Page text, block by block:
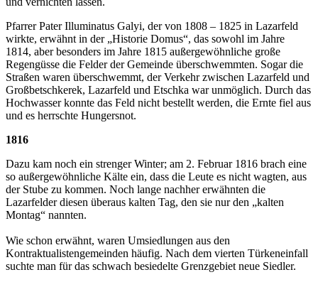
Pfarrer Pater Illuminatus Galyi, der von 1808 – 1825 in Lazarfeld
wirkte, erwähnt in der „Historie Domus“, das sowohl im Jahre
1814, aber besonders im Jahre 1815 außergewöhnliche große
Regengüsse die Felder der Gemeinde überschwemmten. Sogar die
Straßen waren überschwemmt, der Verkehr zwischen Lazarfeld und
Großbetschkerek, Lazarfeld und Etschka war unmöglich. Durch das
Hochwasser konnte das Feld nicht bestellt werden, die Ernte fiel aus
und es herrschte Hungersnot.
1816
Dazu kam noch ein strenger Winter; am 2. Februar 1816 brach eine
so außergewöhnliche Kälte ein, dass die Leute es nicht wagten, aus
der Stube zu kommen. Noch lange nachher erwähnten die
Lazarfelder diesen überaus kalten Tag, den sie nur den „kalten
Montag“ nannten.
Wie schon erwähnt, waren Umsiedlungen aus den
Kontraktualistengemeinden häufig. Nach dem vierten Türkeneinfall
suchte man für das schwach besiedelte Grenzgebiet neue Siedler.